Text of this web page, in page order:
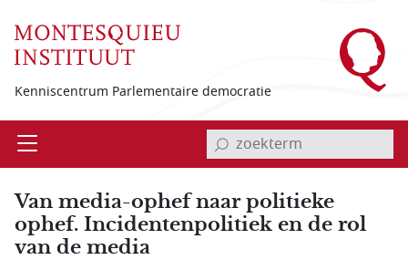
Kenniscentrum Parlementaire democratie
Open invoerveld zoekterm
Van media-ophef naar politieke
ophef. Incidentenpolitiek en de rol
van de media